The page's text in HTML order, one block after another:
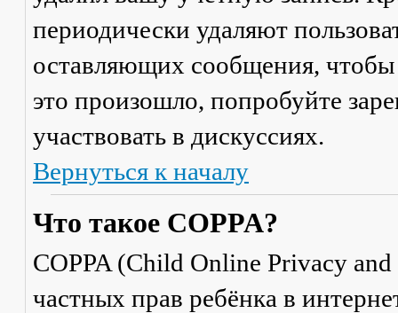
периодически удаляют
оставляющих сообщения,
это произошло, попробуйте
участвовать в дискуссиях.
Вернуться к началу
Что такое COPPA?
COPPA (Child Online Privacy
частных прав ребёнка в